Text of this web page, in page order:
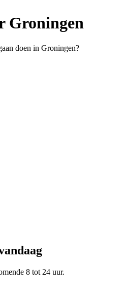
Groningen
doen in Groningen?
8 tot 24 uur.